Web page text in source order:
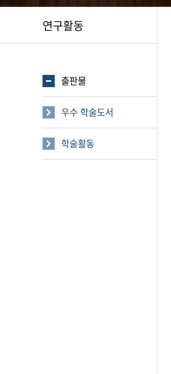
연구활동
출판물
우수 학술도서
학술활동